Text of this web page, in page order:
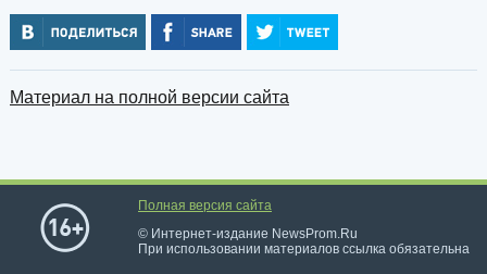
Материал на полной версии сайта
Полная версия сайта
© Интернет-издание NewsProm.Ru
При использовании материалов ссылка обязательна